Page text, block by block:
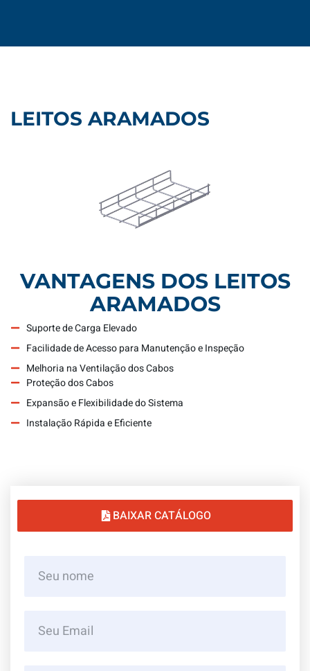
LEITOS ARAMADOS
VANTAGENS DOS LEITOS
ARAMADOS
Suporte de Carga Elevado
Facilidade de Acesso para Manutenção e Inspeção
Melhoria na Ventilação dos Cabos
Proteção dos Cabos
Expansão e Flexibilidade do Sistema
Instalação Rápida e Eficiente
BAIXAR CATÁLOGO